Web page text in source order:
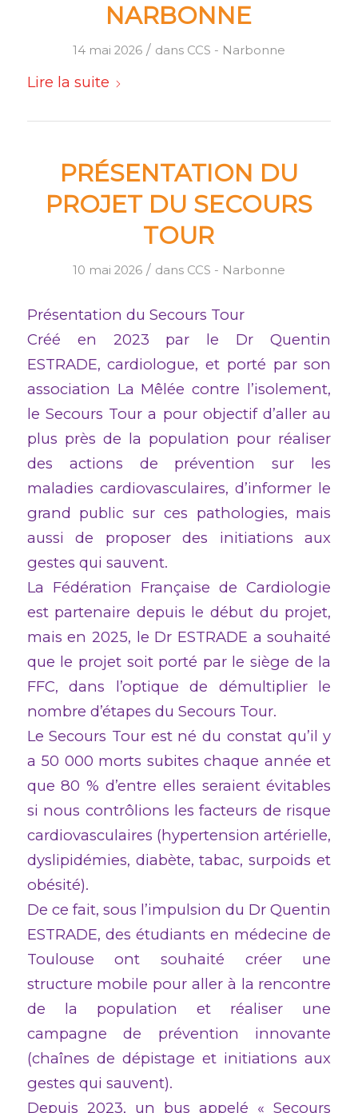
NARBONNE
14 mai 2026 / dans CCS - Narbonne
Lire la suite
PRÉSENTATION DU
PROJET DU SECOURS
TOUR
10 mai 2026 / dans CCS - Narbonne
Présentation du Secours Tour
Créé en 2023 par le Dr Quentin
ESTRADE, cardiologue, et porté par son
association La Mêlée contre l’isolement,
le Secours Tour a pour objectif d’aller au
plus près de la population pour réaliser
des actions de prévention sur les
maladies cardiovasculaires, d’informer le
grand public sur ces pathologies, mais
aussi de proposer des initiations aux
gestes qui sauvent.
La Fédération Française de Cardiologie
est partenaire depuis le début du projet,
mais en 2025, le Dr ESTRADE a souhaité
que le projet soit porté par le siège de la
FFC, dans l’optique de démultiplier le
nombre d’étapes du Secours Tour.
Le Secours Tour est né du constat qu’il y
a 50 000 morts subites chaque année et
que 80 % d’entre elles seraient évitables
si nous contrôlions les facteurs de risque
cardiovasculaires (hypertension artérielle,
dyslipidémies, diabète, tabac, surpoids et
obésité).
De ce fait, sous l’impulsion du Dr Quentin
ESTRADE, des étudiants en médecine de
Toulouse ont souhaité créer une
structure mobile pour aller à la rencontre
de la population et réaliser une
campagne de prévention innovante
(chaînes de dépistage et initiations aux
gestes qui sauvent).
Depuis 2023, un bus appelé « Secours